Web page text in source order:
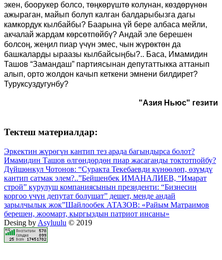
экен, боорукер болсо, төңкөрүштө колунан, көздөрүнөн
ажыраган, майып болуп калган балдарыбызга дагы
камкордук кылбайбы? Баарына үй бере албаса мейли,
акчалай жардам көрсөтпөйбү? Андай эле берешен
болсоң, жеңил пиар үчүн эмес, чын жүрөктөн да
башкаларды ыраазы кылбайсыңбы?.. Баса, Имамидин
Ташов “Замандаш” партиясынан депутаттыкка аттанып
алып, орто жолдон качып кеткени эмнени билдирет?
Туруксуздугунбу?
"Азия Ньюс" гезити
Тектеш материалдар:
Эркектин жүрөгүн кантип тез арада багындырса болот?
Имамидин Ташов өлгөндөрдөн пиар жасаганды токтотпойбу?
Дүйшөнкул Чотонов: “Суракта Текебаевди күнөөлөп, өзүмдү
кантип сатмак элем?..”Бейшенбек ИМАНАЛИЕВ, “Имарат
строй” курулуш компаниясынын президенти: “Бизнесин
коргоо үчүн депутат болушат” дешет, менде андай
зарылчылык жок”Шайлообек АТАЗОВ: «Райым Матраимов
берешен, жоомарт, кыргыздын патриот инсаны»
Desing by Asyluulu © 2019